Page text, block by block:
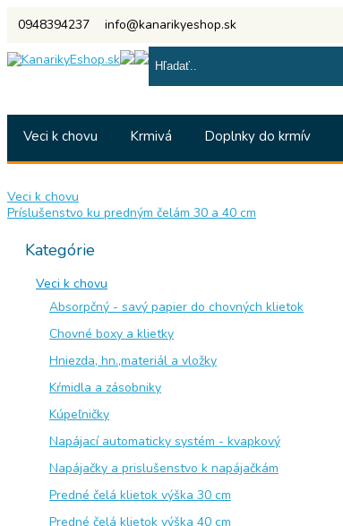
0948394237 info@kanarikyeshop.sk
Veci k chovu Krmivá Doplnky do krmív
Veci k chovu
Príslušenstvo ku predným čelám 30 a 40 cm
Kategórie
Veci k chovu
Absorpčný - savý papier do chovných klietok
Chovné boxy a klietky
Hniezda, hn.,materiál a vložky
Kŕmidla a zásobniky
Kúpeľničky
Napájací automaticky systém - kvapkový
Napájačky a prislušenstvo k napájačkám
Predné čelá klietok výška 30 cm
Predné čelá klietok výška 40 cm